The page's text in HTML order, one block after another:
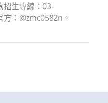
招生專線：03-
：@zmc0582n。